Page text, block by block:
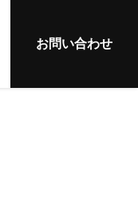
お問い合わせ